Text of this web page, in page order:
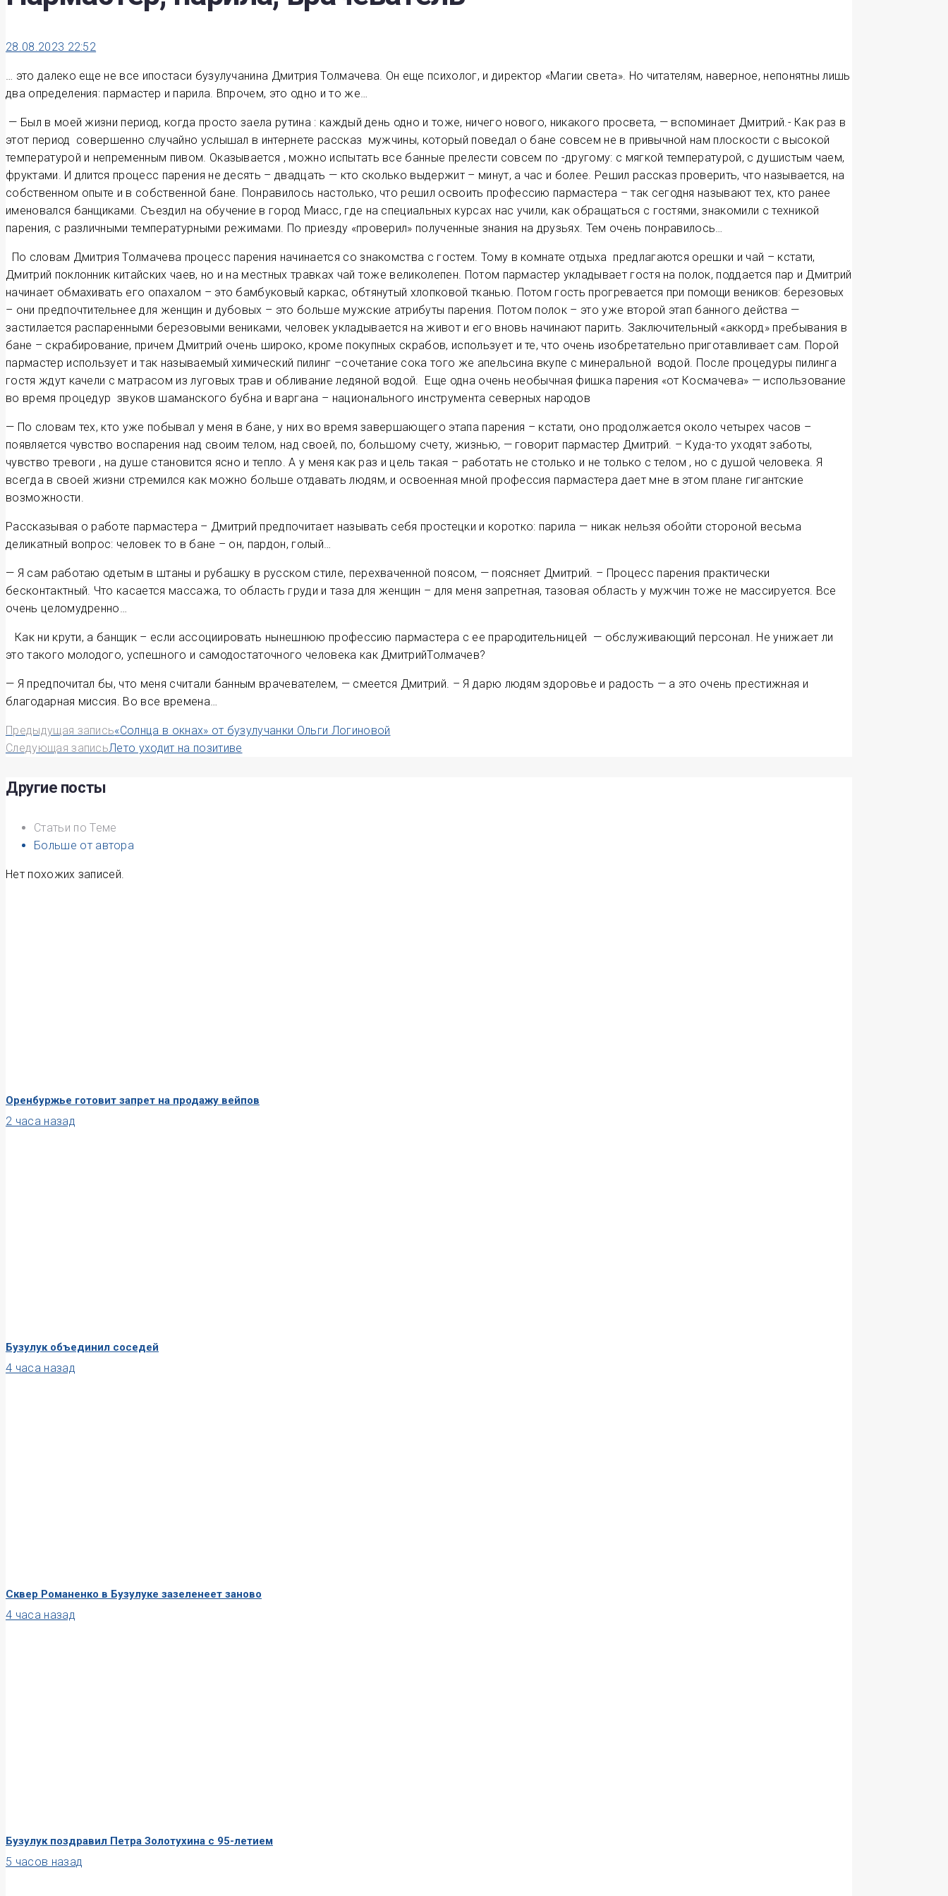
28.08.2023 22:52
… это далеко еще не все ипостаси бузулучанина Дмитрия Толмачева. Он еще психолог, и директор «Магии света». Но читателям, наверное, непонятны лишь
два определения: пармастер и парила. Впрочем, это одно и то же…
— Был в моей жизни период, когда просто заела рутина : каждый день одно и тоже, ничего нового, никакого просвета, — вспоминает Дмитрий.- Как раз в
этот период совершенно случайно услышал в интернете рассказ мужчины, который поведал о бане совсем не в привычной нам плоскости с высокой
температурой и непременным пивом. Оказывается , можно испытать все банные прелести совсем по -другому: с мягкой температурой, с душистым чаем,
фруктами. И длится процесс парения не десять – двадцать — кто сколько выдержит – минут, а час и более. Решил рассказ проверить, что называется, на
собственном опыте и в собственной бане. Понравилось настолько, что решил освоить профессию пармастера – так сегодня называют тех, кто ранее
именовался банщиками. Съездил на обучение в город Миасс, где на специальных курсах нас учили, как обращаться с гостями, знакомили с техникой
парения, с различными температурными режимами. По приезду «проверил» полученные знания на друзьях. Тем очень понравилось…
По словам Дмитрия Толмачева процесс парения начинается со знакомства с гостем. Тому в комнате отдыха предлагаются орешки и чай – кстати,
Дмитрий поклонник китайских чаев, но и на местных травках чай тоже великолепен. Потом пармастер укладывает гостя на полок, поддается пар и Дмитрий
начинает обмахивать его опахалом – это бамбуковый каркас, обтянутый хлопковой тканью. Потом гость прогревается при помощи веников: березовых
– они предпочтительнее для женщин и дубовых – это больше мужские атрибуты парения. Потом полок – это уже второй этап банного действа —
застилается распаренными березовыми вениками, человек укладывается на живот и его вновь начинают парить. Заключительный «аккорд» пребывания в
бане – скрабирование, причем Дмитрий очень широко, кроме покупных скрабов, использует и те, что очень изобретательно приготавливает сам. Порой
пармастер использует и так называемый химический пилинг –сочетание сока того же апельсина вкупе с минеральной водой. После процедуры пилинга
гостя ждут качели с матрасом из луговых трав и обливание ледяной водой. Еще одна очень необычная фишка парения «от Космачева» — использование
во время процедур звуков шаманского бубна и варгана – национального инструмента северных народов
— По словам тех, кто уже побывал у меня в бане, у них во время завершающего этапа парения – кстати, оно продолжается около четырех часов –
появляется чувство воспарения над своим телом, над своей, по, большому счету, жизнью, — говорит пармастер Дмитрий. – Куда-то уходят заботы,
чувство тревоги , на душе становится ясно и тепло. А у меня как раз и цель такая – работать не столько и не только с телом , но с душой человека. Я
всегда в своей жизни стремился как можно больше отдавать людям, и освоенная мной профессия пармастера дает мне в этом плане гигантские
возможности.
Рассказывая о работе пармастера – Дмитрий предпочитает называть себя простецки и коротко: парила — никак нельзя обойти стороной весьма
деликатный вопрос: человек то в бане – он, пардон, голый…
— Я сам работаю одетым в штаны и рубашку в русском стиле, перехваченной поясом, — поясняет Дмитрий. – Процесс парения практически
бесконтактный. Что касается массажа, то область груди и таза для женщин – для меня запретная, тазовая область у мужчин тоже не массируется. Все
очень целомудренно…
Как ни крути, а банщик – если ассоциировать нынешнюю профессию пармастера с ее прародительницей — обcлуживающий персонал. Не унижает ли
это такого молодого, успешного и самодостаточного человека как ДмитрийТолмачев?
— Я предпочитал бы, что меня считали банным врачевателем, — смеется Дмитрий. – Я дарю людям здоровье и радость — а это очень престижная и
благодарная миссия. Во все времена…
Навигация
по
записям
Предыдущая запись«Солнца в окнах» от бузулучанки Ольги Логиновой
Следующая записьЛето уходит на позитиве
Другие посты
Статьи по Теме
Больше от автора
Нет похожих записей.
Оренбуржье готовит запрет на продажу вейпов
2 часа назад
Бузулук объединил соседей
4 часа назад
Сквер Романенко в Бузулуке зазеленеет заново
4 часа назад
Бузулук поздравил Петра Золотухина с 95-летием
5 часов назад